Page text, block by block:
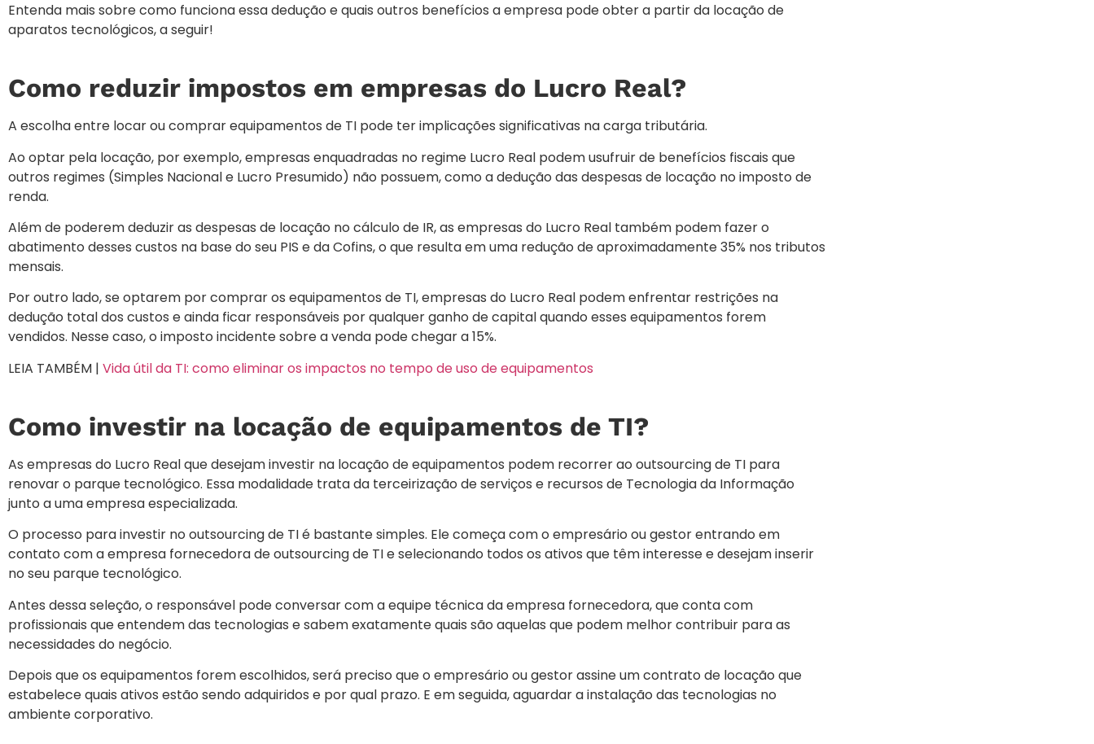
Entenda mais sobre como funciona essa dedução e quais outros benefícios a empresa pode obter a partir da locação de
aparatos tecnológicos, a seguir!
Como reduzir impostos em empresas do Lucro Real?
A escolha entre locar ou comprar equipamentos de TI pode ter implicações significativas na carga tributária.
Ao optar pela locação, por exemplo, empresas enquadradas no regime Lucro Real podem usufruir de benefícios fiscais que
outros regimes (Simples Nacional e Lucro Presumido) não possuem, como a dedução das despesas de locação no imposto de
renda.
Além de poderem deduzir as despesas de locação no cálculo de IR, as empresas do Lucro Real também podem fazer o
abatimento desses custos na base do seu PIS e da Cofins, o que resulta em uma redução de aproximadamente 35% nos tributos
mensais.
Por outro lado, se optarem por comprar os equipamentos de TI, empresas do Lucro Real podem enfrentar restrições na
dedução total dos custos e ainda ficar responsáveis por qualquer ganho de capital quando esses equipamentos forem
vendidos. Nesse caso, o imposto incidente sobre a venda pode chegar a 15%.
LEIA TAMBÉM | Vida útil da TI: como eliminar os impactos no tempo de uso de equipamentos
Como investir na locação de equipamentos de TI?
As empresas do Lucro Real que desejam investir na locação de equipamentos podem recorrer ao outsourcing de TI para
renovar o parque tecnológico. Essa modalidade trata da terceirização de serviços e recursos de Tecnologia da Informação
junto a uma empresa especializada.
O processo para investir no outsourcing de TI é bastante simples. Ele começa com o empresário ou gestor entrando em
contato com a empresa fornecedora de outsourcing de TI e selecionando todos os ativos que têm interesse e desejam inserir
no seu parque tecnológico.
Antes dessa seleção, o responsável pode conversar com a equipe técnica da empresa fornecedora, que conta com
profissionais que entendem das tecnologias e sabem exatamente quais são aquelas que podem melhor contribuir para as
necessidades do negócio.
Depois que os equipamentos forem escolhidos, será preciso que o empresário ou gestor assine um contrato de locação que
estabelece quais ativos estão sendo adquiridos e por qual prazo. E em seguida, aguardar a instalação das tecnologias no
ambiente corporativo.